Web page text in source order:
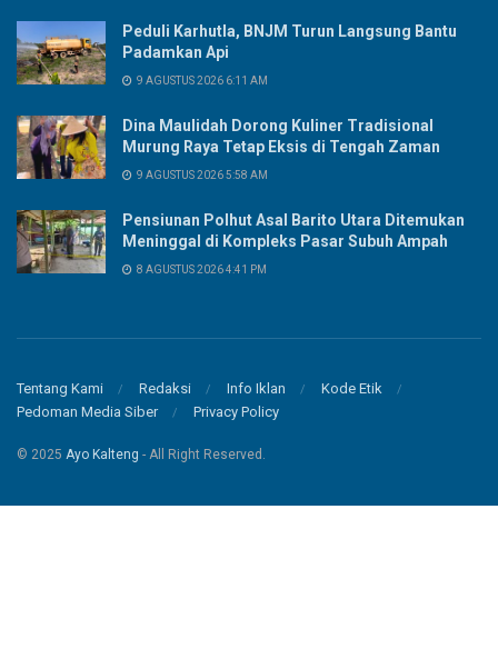
Peduli Karhutla, BNJM Turun Langsung Bantu
Padamkan Api
9 AGUSTUS 2026 6:11 AM
Dina Maulidah Dorong Kuliner Tradisional
Murung Raya Tetap Eksis di Tengah Zaman
9 AGUSTUS 2026 5:58 AM
Pensiunan Polhut Asal Barito Utara Ditemukan
Meninggal di Kompleks Pasar Subuh Ampah
8 AGUSTUS 2026 4:41 PM
Tentang Kami Redaksi Info Iklan
Kode Etik
Pedoman Media Siber
Privacy Policy
© 2025 Ayo Kalteng - All Right Reserved.